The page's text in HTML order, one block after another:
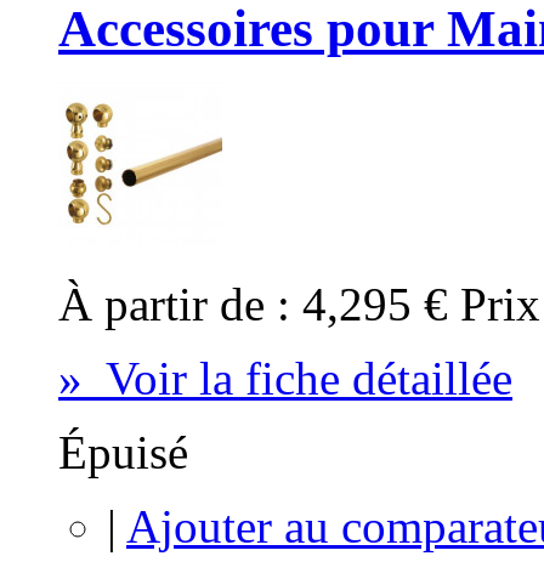
Accessoires pour
À partir de : 4,295 €
» Voir la fiche détaillée
Épuisé
| Ajouter au